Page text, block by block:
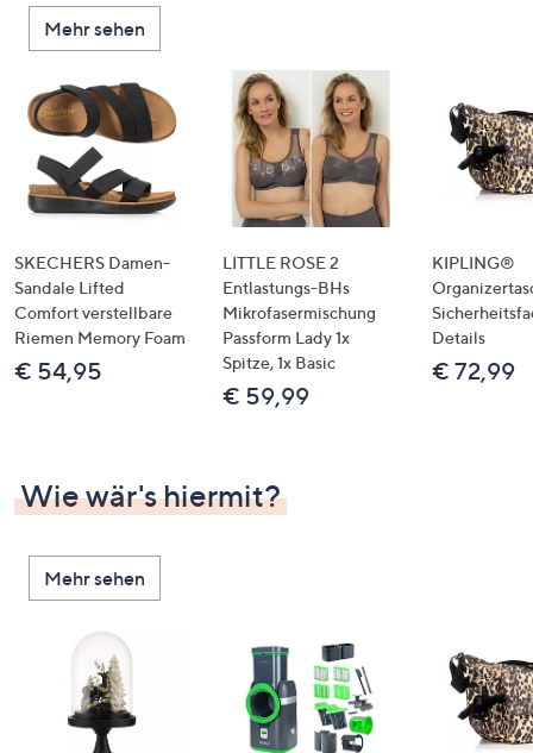
Mehr sehen
SKECHERS Damen-
Sandale Lifted
Comfort verstellbare
Riemen Memory Foam
€ 54,95
LITTLE ROSE 2
Entlastungs-BHs
Mikrofasermischung
Passform Lady 1x
Spitze, 1x Basic
€ 59,99
KIPLING®
Details
€ 72,99
Wie wär's hiermit?
Mehr sehen